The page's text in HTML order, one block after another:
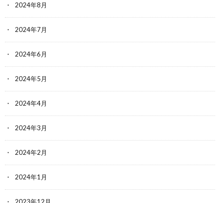
2024年8月
2024年7月
2024年6月
2024年5月
2024年4月
2024年3月
2024年2月
2024年1月
2023年12月